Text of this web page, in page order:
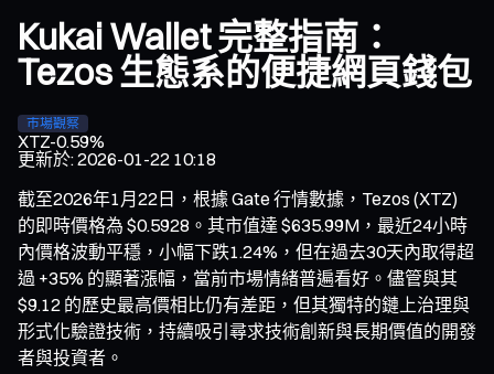
Kukai Wallet 完整指南：
Tezos 生態系的便捷網頁錢包
市場觀察
XTZ-0.59%
更新於:2026-01-22 10:18
截至2026年1月22日，根據 Gate 行情數據，Tezos (XTZ)
的即時價格為 $0.5928。其市值達 $635.99M，最近24小時
內價格波動平穩，小幅下跌1.24%，但在過去30天內取得超
過 +35% 的顯著漲幅，當前市場情緒普遍看好。儘管與其
$9.12 的歷史最高價相比仍有差距，但其獨特的鏈上治理與
形式化驗證技術，持續吸引尋求技術創新與長期價值的開發
者與投資者。